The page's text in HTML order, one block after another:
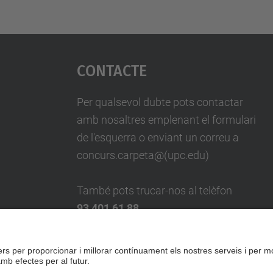
Contacte
Per qualsevol dubte pots contactar
amb nosaltres emplenant el formulari
de l'esquerra o enviant un correu a
concurs.carpeta@(upc.edu)
També pots trucar-nos al telèfon
93 401 61 88
Formulari de contacte